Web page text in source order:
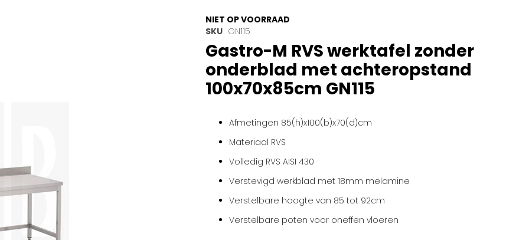
NIET OP VOORRAAD
SKU GN115
Gastro-M RVS werktafel zonder
onderblad met achteropstand
100x70x85cm GN115
Afmetingen 85(h)x100(b)x70(d)cm
Materiaal RVS
Volledig RVS AISI 430
Verstevigd werkblad met 18mm melamine
Verstelbare hoogte van 85 tot 92cm
Verstelbare poten voor oneffen vloeren